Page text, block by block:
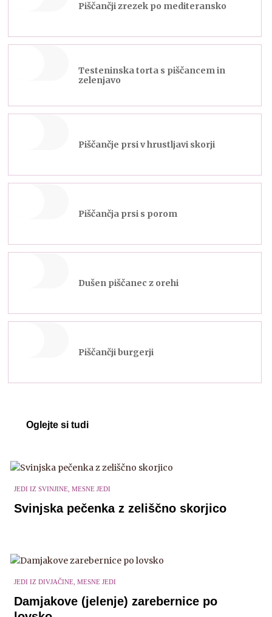
Piščančji zrezek po mediteransko
Testeninska torta s piščancem in
zelenjavo
Piščančje prsi v hrustljavi skorji
Piščančja prsi s porom
Dušen piščanec z orehi
Piščančji burgerji
Oglejte si tudi
JEDI IZ SVINJINE, MESNE JEDI
Svinjska pečenka z zeliščno skorjico
JEDI IZ DIVJAČINE, MESNE JEDI
Damjakove (jelenje) zarebernice po